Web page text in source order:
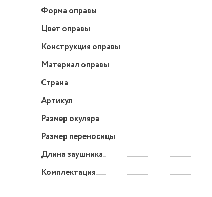
Форма оправы
Цвет оправы
Конструкция оправы
Материал оправы
Страна
Артикул
Размер окуляра
Размер переносицы
Длина заушника
Комплектация